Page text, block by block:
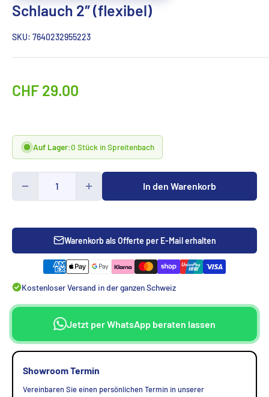
Schlauch 2″ (flexibel)
SKU: 7640232955223
Sonderpreis
CHF 29.00
Auf Lager:0 Stück in Spreitenbach
In den Warenkorb
Warenkorb als Offerte per E-Mail erhalten
Kostenloser Versand in der ganzen Schweiz
Jetzt per WhatsApp beraten lassen
Showroom Termin
Vereinbaren Sie einen persönlichen Termin in unserer